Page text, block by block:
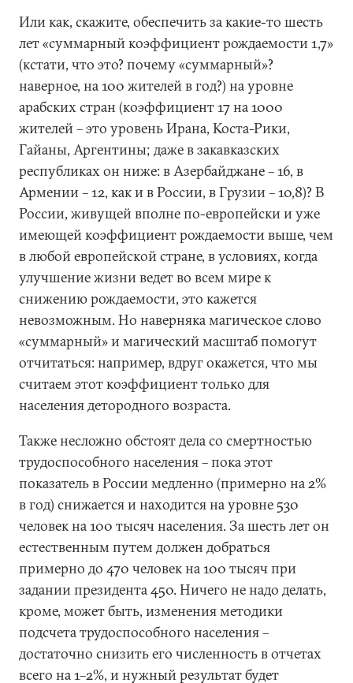
Или как, скажите, обеспечить за какие-то шесть
лет «суммарный коэффициент рождаемости 1,7»
(кстати, что это? почему «суммарный»?
наверное, на 100 жителей в год?) на уровне
арабских стран (коэффициент 17 на 1000
жителей – это уровень Ирана, Коста-Рики,
Гайаны, Аргентины; даже в закавказских
республиках он ниже: в Азербайджане – 16, в
Армении – 12, как и в России, в Грузии – 10,8)? В
России, живущей вполне по-европейски и уже
имеющей коэффициент рождаемости выше, чем
в любой европейской стране, в условиях, когда
улучшение жизни ведет во всем мире к
снижению рождаемости, это кажется
невозможным. Но наверняка магическое слово
«суммарный» и магический масштаб помогут
отчитаться: например, вдруг окажется, что мы
считаем этот коэффициент только для
населения детородного возраста.
Также несложно обстоят дела со смертностью
трудоспособного населения – пока этот
показатель в России медленно (примерно на 2%
в год) снижается и находится на уровне 530
человек на 100 тысяч населения. За шесть лет он
естественным путем должен добраться
примерно до 470 человек на 100 тысяч при
задании президента 450. Ничего не надо делать,
кроме, может быть, изменения методики
подсчета трудоспособного населения –
достаточно снизить его численность в отчетах
всего на 1–2%, и нужный результат будет